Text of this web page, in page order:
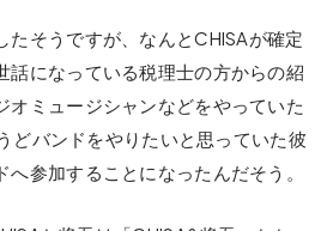
たそうですが、なんとCHISAが確定
話になっている税理士の方からの紹
オミュージシャンなどをやっていた
どバンドをやりたいと思っていた彼
参加することになったんだそう。